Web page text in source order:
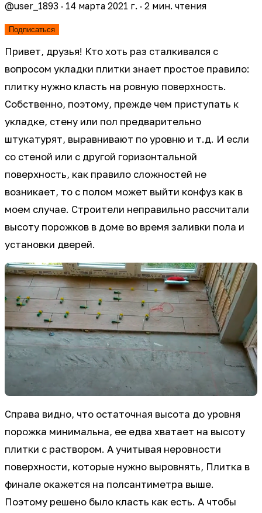
@user_1893 · 14 марта 2021 г. · 2 мин. чтения
Подписаться
Привет, друзья! Кто хоть раз сталкивался с
вопросом укладки плитки знает простое правило:
плитку нужно класть на ровную поверхность.
Собственно, поэтому, прежде чем приступать к
укладке, стену или пол предварительно
штукатурят, выравнивают по уровню и т.д. И если
со стеной или с другой горизонтальной
поверхность, как правило сложностей не
возникает, то с полом может выйти конфуз как в
моем случае. Строители неправильно рассчитали
высоту порожков в доме во время заливки пола и
установки дверей.
Справа видно, что остаточная высота до уровня
порожка минимальна, ее едва хватает на высоту
плитки с раствором. А учитывая неровности
поверхности, которые нужно выровнять, Плитка в
финале окажется на полсантиметра выше.
Поэтому решено было класть как есть. А чтобы